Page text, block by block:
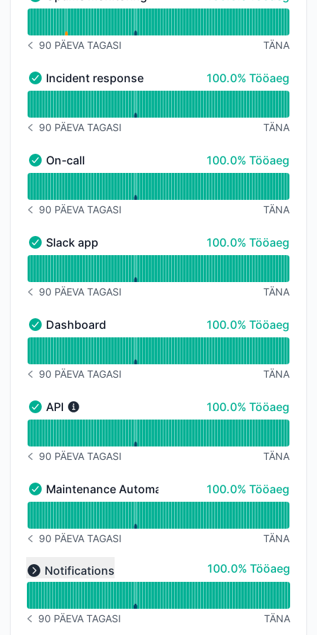
Uptime monitoring - Töökorras
TEAVITUSTE AJALUGU 90 PÄEVA TAGASI
90 PÄEVA TAGASI TÄNA
Incident response - Töökorras
Incident response 100% - Tööaeg
100.0% Tööaeg
TEAVITUSTE AJALUGU 90 PÄEVA TAGASI
90 PÄEVA TAGASI TÄNA
On-call - Töökorras
On-call 100% - Tööaeg
100.0% Tööaeg
TEAVITUSTE AJALUGU 90 PÄEVA TAGASI
90 PÄEVA TAGASI TÄNA
Slack app - Töökorras
Slack app 100% - Tööaeg
100.0% Tööaeg
TEAVITUSTE AJALUGU 90 PÄEVA TAGASI
90 PÄEVA TAGASI TÄNA
Dashboard - Töökorras
Dashboard 100% - Tööaeg
100.0% Tööaeg
TEAVITUSTE AJALUGU 90 PÄEVA TAGASI
90 PÄEVA TAGASI TÄNA
API - Töökorras
API 100% - Tööaeg
100.0% Tööaeg
TEAVITUSTE AJALUGU 90 PÄEVA TAGASI
90 PÄEVA TAGASI TÄNA
Maintenance Automations - Töökorras
Maintenance Automations 100% - Tööaeg
100.0% Tööaeg
TEAVITUSTE AJALUGU 90 PÄEVA TAGASI
90 PÄEVA TAGASI TÄNA
Expand group
Notifications 100% - Tööaeg
100.0% Tööaeg
Lugege tööaja graafikut jaoks undefined
TEAVITUSTE AJALUGU 90 PÄEVA TAGASI
90 PÄEVA TAGASI TÄNA